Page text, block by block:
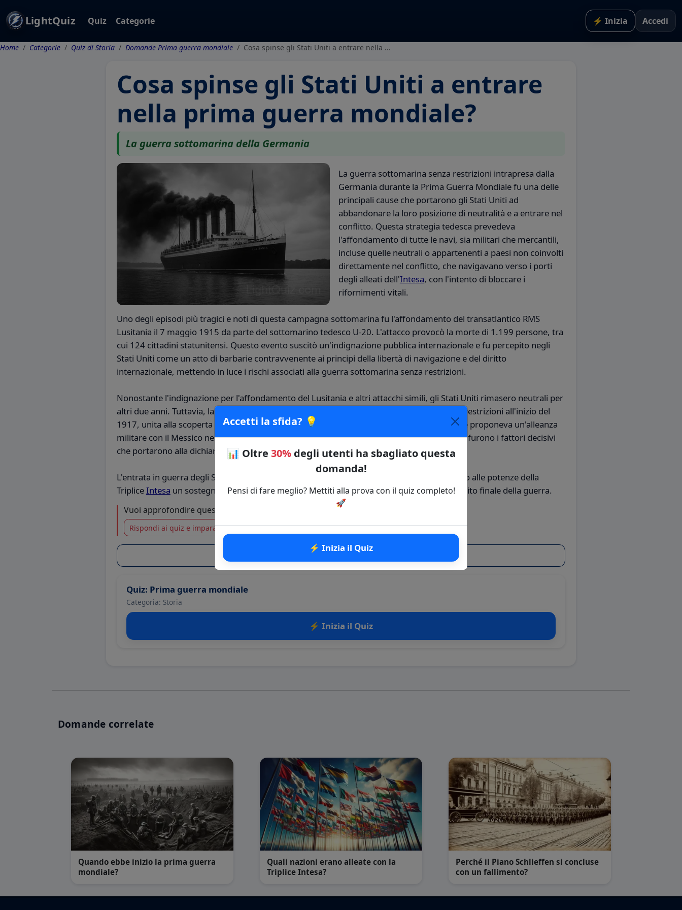
LightQuiz Quiz Categorie ⚡ Inizia Accedi
Home Categorie Quiz di Storia Domande Prima guerra mondiale Cosa spinse gli Stati Uniti a entrare nella ...
Accetti la sfida? 💡
📊 Oltre 30%degli utenti ha sbagliato questa
domanda!
Pensi di fare meglio? Mettiti alla prova con il quiz completo!
🚀
⚡ Inizia il Quiz
Cosa spinse gli Stati Uniti a entrare
nella prima guerra mondiale?
La guerra sottomarina della Germania
La guerra sottomarina senza restrizioni intrapresa dalla
Germania durante la Prima Guerra Mondiale fu una delle
principali cause che portarono gli Stati Uniti ad
abbandonare la loro posizione di neutralità e a entrare nel
conflitto. Questa strategia tedesca prevedeva
l'affondamento di tutte le navi, sia militari che mercantili,
incluse quelle neutrali o appartenenti a paesi non coinvolti
direttamente nel conflitto, che navigavano verso i porti
degli alleati dell'Intesa, con l'intento di bloccare i
rifornimenti vitali.
Uno degli episodi più tragici e noti di questa campagna sottomarina fu l'affondamento del transatlantico RMS
Lusitania il 7 maggio 1915 da parte del sottomarino tedesco U-20. L'attacco provocò la morte di 1.199 persone, tra
cui 124 cittadini statunitensi. Questo evento suscitò un'indignazione pubblica internazionale e fu percepito negli
Stati Uniti come un atto di barbarie contravvenente ai principi della libertà di navigazione e del diritto
internazionale, mettendo in luce i rischi associati alla guerra sottomarina senza restrizioni.
Nonostante l'indignazione per l'affondamento del Lusitania e altri attacchi simili, gli Stati Uniti rimasero neutrali per
altri due anni. Tuttavia, la ripresa da parte della Germania della guerra sottomarina senza restrizioni all'inizio del
1917, unita alla scoperta del telegramma Zimmermann (un messaggio cifrato tedesco che proponeva un'alleanza
militare con il Messico nel caso gli Stati Uniti fossero entrati in guerra contro la Germania), furono i fattori decisivi
che portarono alla dichiarazione di guerra degli Stati Uniti alla Germania il 6 aprile 1917.
L'entrata in guerra degli Stati Uniti rappresentò un punto di svolta nel conflitto, apportando alle potenze della
TripliceIntesa un sostegno militare ed economico significativo che si rivelò cruciale per l'esito finale della guerra.
Vuoi approfondire questo argomento?
Rispondi ai quiz e impara di più!
🔗 Copia il link della domanda
Quiz: Prima guerra mondiale
Categoria: Storia
⚡ Inizia il Quiz
Domande correlate
Quando ebbe inizio la prima guerra
mondiale?
Quali nazioni erano alleate con la
Triplice Intesa?
Perché il Piano Schlieffen si concluse
con un fallimento?